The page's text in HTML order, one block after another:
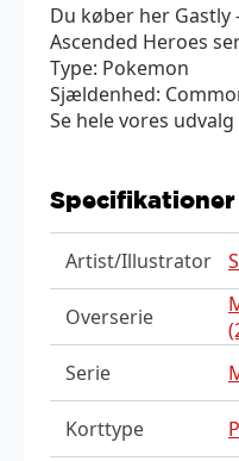
Du køber her Gastly
Ascended Heroes
Type: Pokemon
Sjældenhed:
Se hele vores
Specifikationer
Artist/Illustrator
Overserie
Serie
Korttype